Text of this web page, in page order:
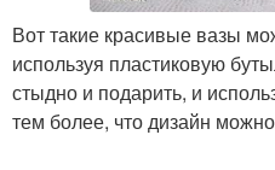
Вот такие красивые вазы
используя пластиковую
стыдно и подарить, и
тем более, что дизайн